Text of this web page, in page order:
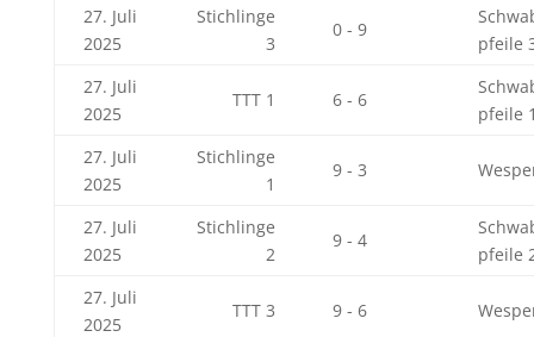
27. Juli
2025
Stichlinge
3
0 - 9
pfeile
27. Juli
2025
TTT 1 6 - 6
pfeile
27. Juli
2025
Stichlinge
1
9 - 3
27. Juli
2025
Stichlinge
2
9 - 4
pfeile
27. Juli
2025
TTT 3 9 - 6